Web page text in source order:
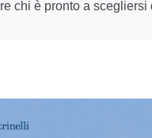
chi è pronto a scegliersi